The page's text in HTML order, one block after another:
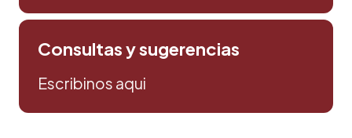
Consultas y sugerencias
Escribinos aqui